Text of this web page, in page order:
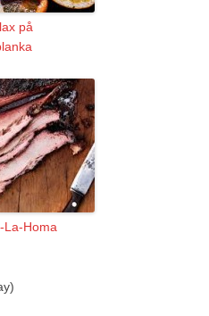
på
La-Homa